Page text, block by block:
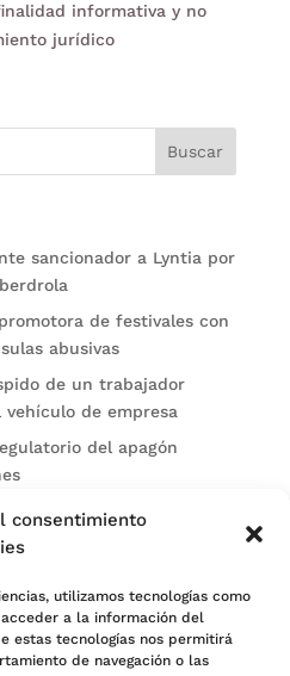
consentimiento
utilizamos tecnologías como
a la información del
estas tecnologías nos permitirá
de navegación o las
informativa y no
jurídico
sancionador a Lyntia por
de festivales con
abusivas
de un trabajador
de empresa
del apagón
de la CNMV a Soltec y